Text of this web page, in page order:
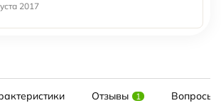
2017
Отзывы 1 Вопросы